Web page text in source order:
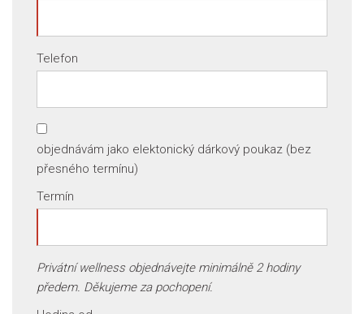
Telefon
objednávám jako elektonický dárkový poukaz (bez
přesného termínu)
Termín
Privátní wellness objednávejte minimálně 2 hodiny
předem. Děkujeme za pochopení.